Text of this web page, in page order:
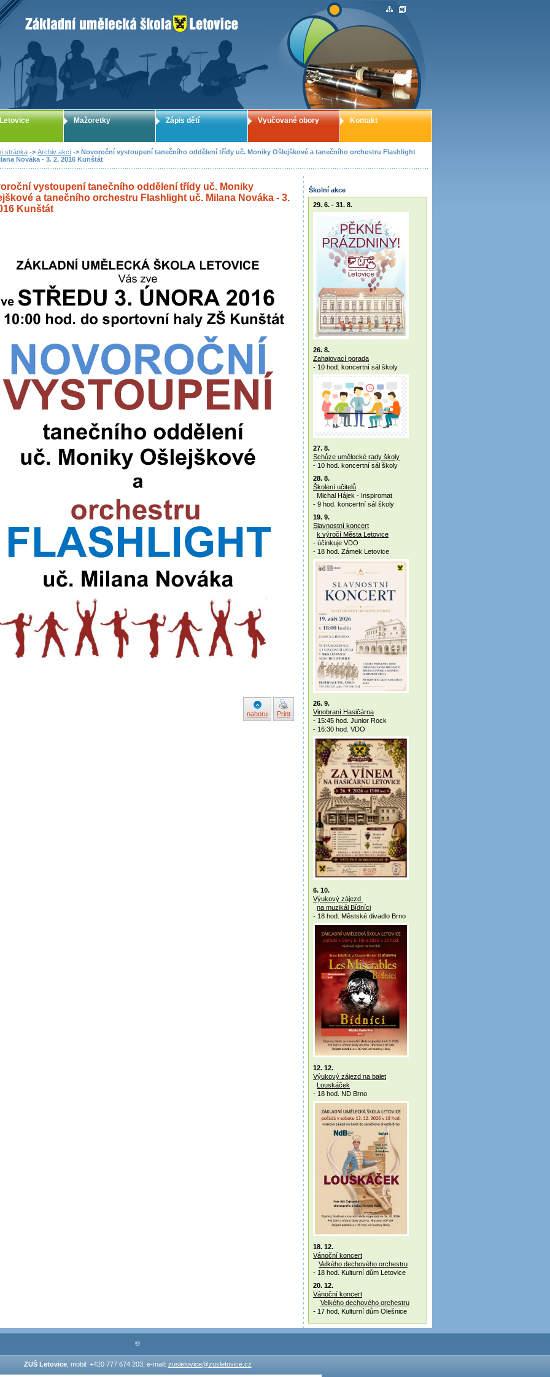
ZUŠ Letovice - Základní umělecká škola
stránka -> Archiv akcí -> Novoroční vystoupení tanečního oddělení třídy uč. Moniky Ošlejškové a tanečního orchestru Flashlight
Nováka - 3. 2. 2016 Kunštát
vystoupení tanečního oddělení třídy uč. Moniky
a tanečního orchestru Flashlight uč. Milana Nováka - 3.
Kunštát
nahoru Print
Školní akce
29. 6. - 31. 8.
26. 8.
Zahajovací porada
- 10 hod. koncertní sál školy
27. 8.
Schůze umělecké rady školy
- 10 hod. koncertní sál školy
28. 8.
Školení učitelů
Michal Hájek - Inspiromat
- 9 hod. koncertní sál školy
19. 9.
Slavnostní koncert
k výročí Města Letovice
- účinkuje VDO
- 18 hod. Zámek Letovice
26. 9.
Vinobraní Hasičárna
- 15:45 hod. Junior Rock
- 16:30 hod. VDO
6. 10.
Výukový zájezd
na muzikál Bídníci
- 18 hod. Městské divadlo Brno
12. 12.
Výukový zájezd na balet
Louskáček
- 18 hod. ND Brno
18. 12.
Vánoční koncert
Velkého dechového orchestru
- 18 hod. Kulturní dům Letovice
20. 12.
Vánoční koncert
Velkého dechového orchestru
- 17 hod. Kulturní dům Olešnice
Mažoretky Zápis dětí Vyučované obory Kontakt
©
ZUŠ Letovice, mobil: +420 777 674 203, e-mail: zusletovice@zusletovice.cz